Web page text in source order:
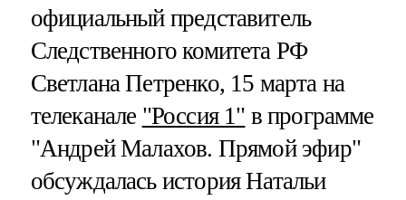
официальный представитель
Следственного комитета РФ
Светлана Петренко, 15 марта на
телеканале "Россия 1" в программе
"Андрей Малахов. Прямой эфир"
обсуждалась история Натальи